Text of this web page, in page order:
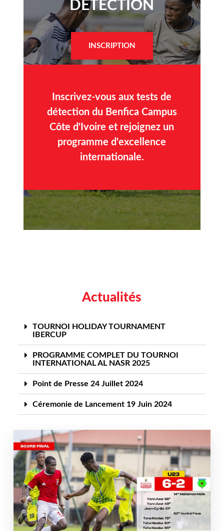
DETECTION​
INSCRIPTION
Inscrivez-vous aux tests de
détection du Benfica Campus
Côte d'Ivoire et rejoignez un
programme d'excellence
internationale.
Actualités
TOURNOI HOLIDAY TOURNAMENT
IBERCUP
PROGRAMME COMPLET DU TOURNOI
INTERNATIONAL AL NASR 2025
Point de Presse 24 Juillet 2024
Céremonie de Lancement 19 Juin 2024